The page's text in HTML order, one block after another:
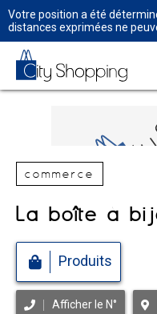
Votre position a été
distances exprimées ne
commerce
La boîte à
Produits
Afficher le N°